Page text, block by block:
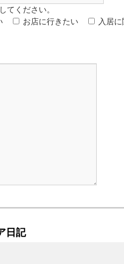
てください。
お店に行きたい 入居
日記